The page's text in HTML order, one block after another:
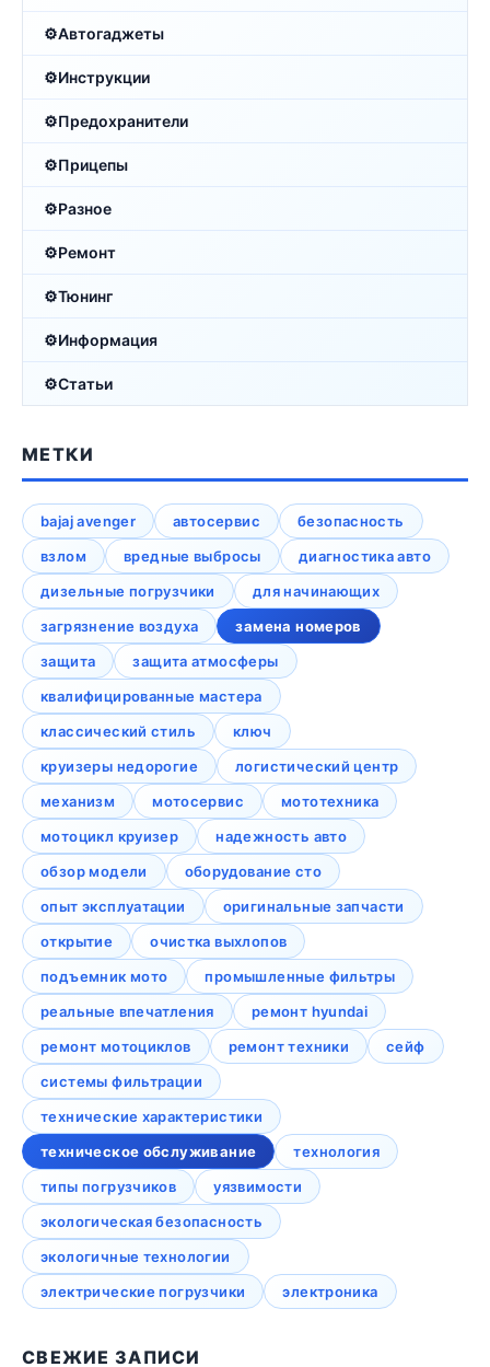
Автогаджеты
Инструкции
Предохранители
Прицепы
Разное
Ремонт
Тюнинг
Информация
Статьи
МЕТКИ
bajaj avenger автосервис
безопасность
взлом
вредные выбросы
диагностика авто
дизельные погрузчики
для начинающих
загрязнение воздуха
замена номеров
защита
защита атмосферы
квалифицированные мастера
классический стиль
ключ
круизеры недорогие
логистический центр
механизм
мотосервис
мототехника
мотоцикл круизер
надежность авто
обзор модели
оборудование сто
опыт эксплуатации
оригинальные запчасти
открытие
очистка выхлопов
подъемник мото
промышленные фильтры
реальные впечатления
ремонт hyundai
ремонт мотоциклов
ремонт техники
сейф
системы фильтрации
технические характеристики
техническое обслуживание
технология
типы погрузчиков
уязвимости
экологическая безопасность
экологичные технологии
электрические погрузчики
электроника
СВЕЖИЕ ЗАПИСИ